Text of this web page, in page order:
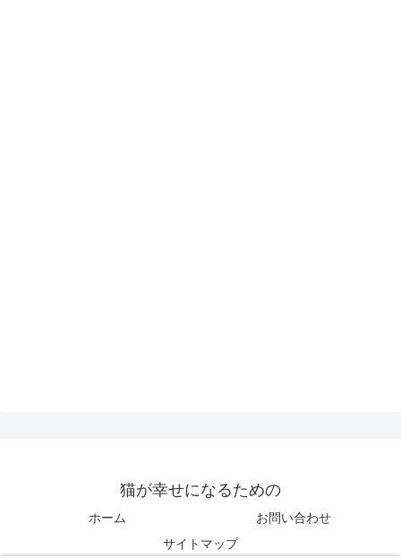
猫が幸せになるための
ホーム
お問い合わせ
サイトマップ